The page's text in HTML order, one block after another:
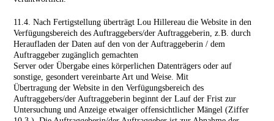
11.4. Nach Fertigstellung überträgt Lou Hillereau die Website in den
Verfügungsbereich des Auftraggebers/der Auftraggeberin, z.B. durch
Heraufladen der Daten auf den von der Auftraggeberin / dem
Auftraggeber zugänglich gemachten
Server oder Übergabe eines körperlichen Datenträgers oder auf
sonstige, gesondert vereinbarte Art und Weise. Mit
Übertragung der Website in den Verfügungsbereich des
Auftraggebers/der Auftraggeberin beginnt der Lauf der Frist zur
Untersuchung und Anzeige etwaiger offensichtlicher Mängel (Ziffer